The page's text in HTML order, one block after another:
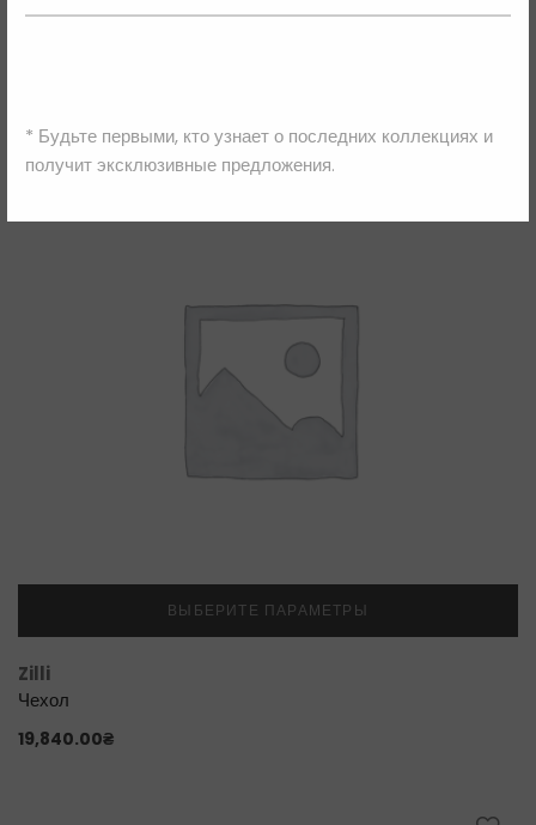
* Будьте первыми, кто узнает о последних коллекциях и
получит эксклюзивные предложения.
Sand
ВЫБЕРИТЕ ПАРАМЕТРЫ
Zilli
Чехол
19,840.00₴